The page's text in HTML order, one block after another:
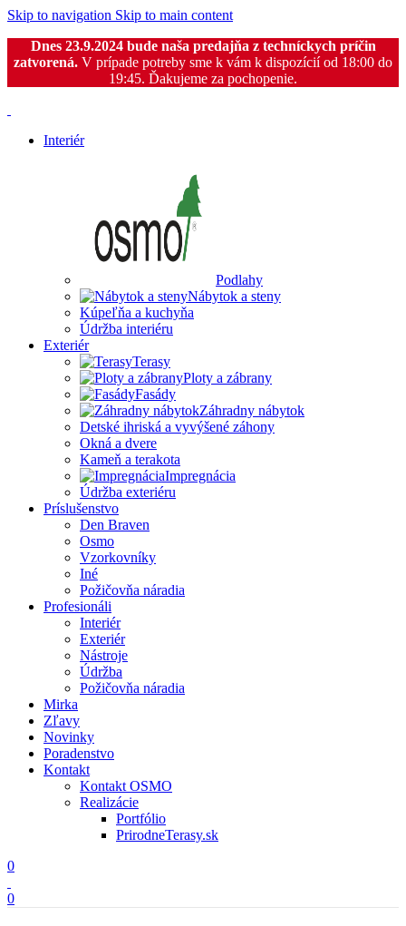
Skip to navigation Skip to main content
Dnes 23.9.2024 bude naša predajňa z techníckych príčin
zatvorená. V prípade potreby sme k vám k dispozícií od 18:00 do
19:45. Ďakujeme za pochopenie.
Interiér
Podlahy
Nábytok a steny
Kúpeľňa a kuchyňa
Údržba interiéru
Exteriér
Terasy
Ploty a zábrany
Fasády
Záhradny nábytok
Detské ihriská a vyvýšené záhony
Okná a dvere
Kameň a terakota
Impregnácia
Údržba exteriéru
Príslušenstvo
Den Braven
Osmo
Vzorkovníky
Iné
Požičovňa náradia
Profesionáli
Interiér
Exteriér
Nástroje
Údržba
Požičovňa náradia
Mirka
Zľavy
Novinky
Poradenstvo
Kontakt
Kontakt OSMO
Realizácie
Portfólio
PrirodneTerasy.sk
0
0